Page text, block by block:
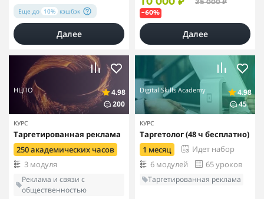
Еще до 10% кэшбэк
Далее
10 000 ₽ 25 000 ₽
–60%
Далее
НЦПО
4.98
200
КУРС
Таргетированная реклама
250 академических часов
3 модуля
Реклама и связи с
общественностью
Digital Skills Academy
4.98
45
КУРС
Таргетолог (48 ч бесплатно)
1 месяц
Идет набор
6 модулей
65 уроков
Таргетированная реклама